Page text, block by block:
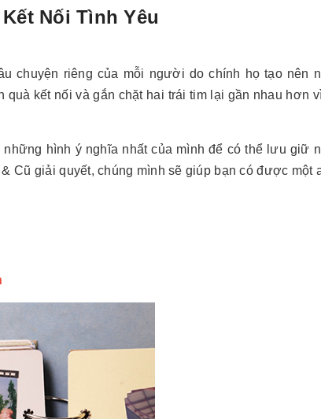
Nối Tình Yêu
chuyện riêng của mỗi người do chính họ tạo nên
kết nối và gắn chặt hai trái tim lại gần nhau hơn
những hình ý nghĩa nhất của mình để có thể lưu giữ
Cũ giải quyết, chúng mình sẽ giúp bạn có được một